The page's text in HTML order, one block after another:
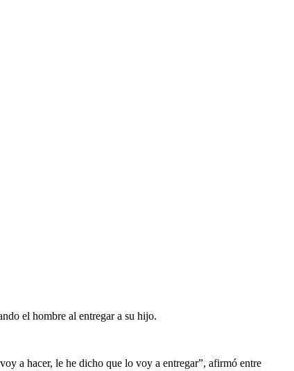
el hombre al entregar a su hijo.
a hacer, le he dicho que lo voy a entregar”, afirmó entre